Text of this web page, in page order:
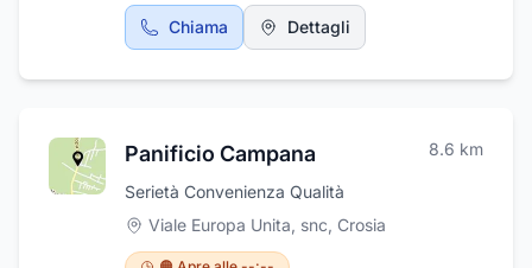
Chiama Dettagli
Panificio Campana 8.6 km
Serietà Convenienza Qualità
Viale Europa Unita, snc, Crosia